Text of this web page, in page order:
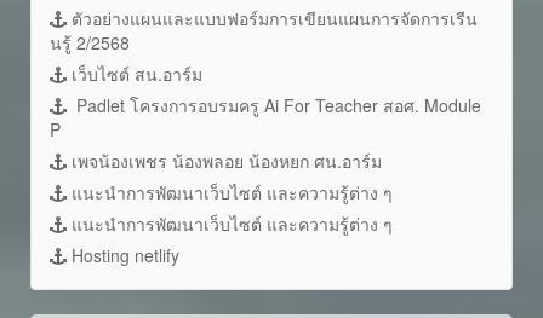
ตัวอย่างแผนและแบบฟอร์มการเขียนแผนการจัดการเรีน
นรู้ 2/2568
เว็บไซต์ สน.อาร์ม
Padlet โครงการอบรมครู Ai For Teacher สอศ. Module
P
เพจน้องเพชร น้องพลอย น้องหยก ศน.อาร์ม
แนะนำการพัฒนาเว็บไซต์ และความรู้ต่าง ๆ
แนะนำการพัฒนาเว็บไซต์ และความรู้ต่าง ๆ
Hosting netlify